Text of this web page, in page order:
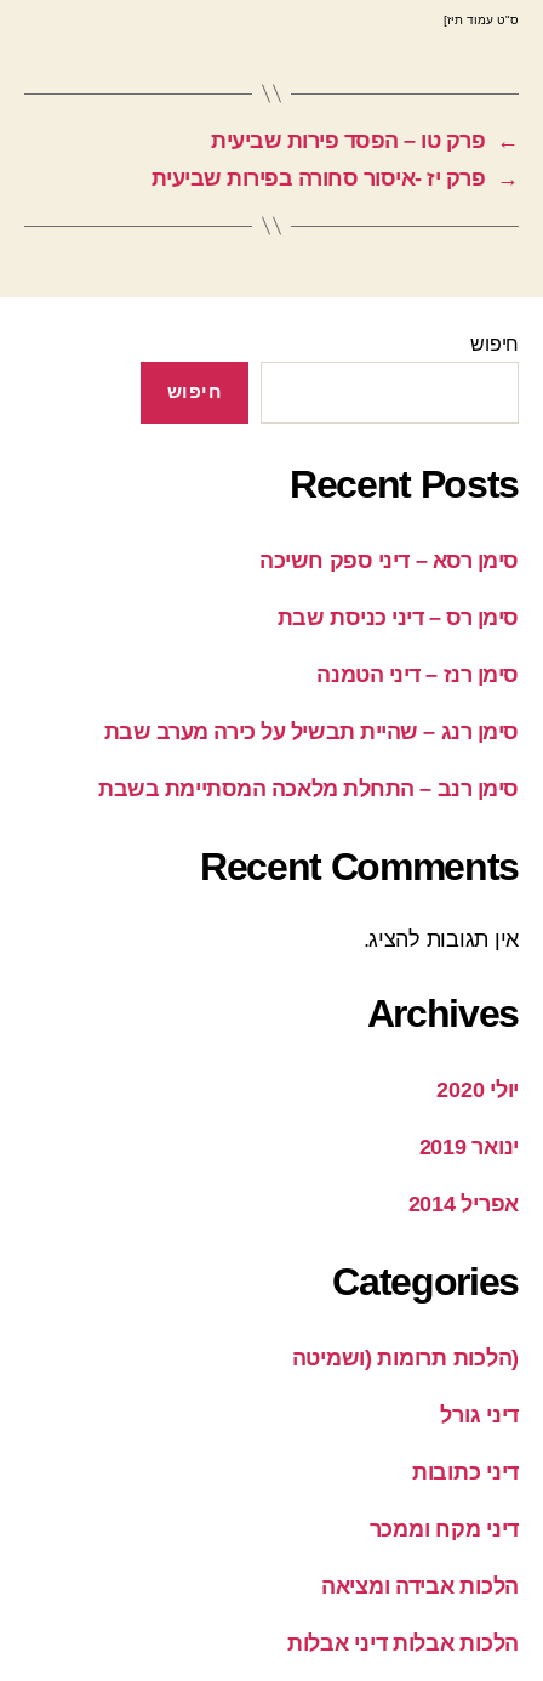
ס"ט עמוד תיז]
←
פרק טו – הפסד פירות שביעית
→
פרק יז -איסור סחורה בפירות שביעית
חיפוש
חיפוש
Recent Posts
סימן רסא – דיני ספק חשיכה
סימן רס – דיני כניסת שבת
סימן רנז – דיני הטמנה
סימן רנג – שהיית תבשיל על כירה מערב שבת
סימן רנב – התחלת מלאכה המסתיימת בשבת
Recent Comments
אין תגובות להציג.
Archives
יולי 2020
ינואר 2019
אפריל 2014
Categories
(הלכות תרומות (ושמיטה
דיני גורל
דיני כתובות
דיני מקח וממכר
הלכות אבידה ומציאה
הלכות אבלות דיני אבלות